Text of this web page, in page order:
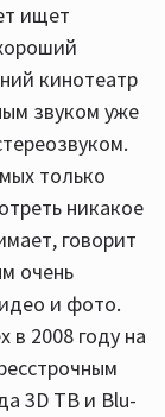
ищет
кинотеатр
звуком уже
только
никакое
говорит
очень
и фото.
в 2008 году на
3D ТВ и Blu-